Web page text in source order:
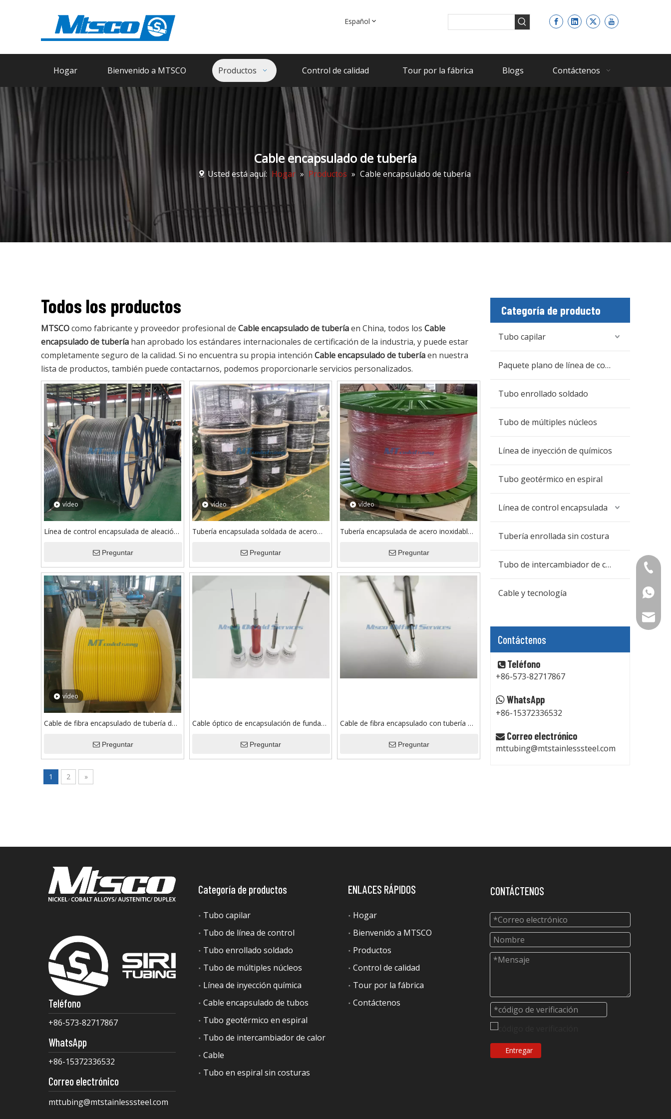
Español
Hogar Bienvenido a MTSCO Productos Control de calidad Tour por la fábrica Blogs Contáctenos
Cable encapsulado de tubería
Usted está aquí: Hogar » Productos » Cable encapsulado de tubería
Todos los productos
MTSCOcomo fabricante y proveedor profesional de Cable encapsulado de tuberíaen China, todos los Cable
encapsulado de tubería han aprobado los estándares internacionales de certificación de la industria, y puede estar
completamente seguro de la calidad. Si no encuentra su propia intención Cable encapsulado de tuberíaen nuestra
lista de productos, también puede contactarnos, podemos proporcionarle servicios personalizados.
vídeo
Línea de control encapsulada de aleación
B704 con Rilsan PA 11Preguntar
vídeo
Tubería encapsulada soldada de acero
encapsulada con FEPPreguntar
vídeo
Tubería encapsulada de acero inoxidable
Preguntar
vídeo
Cable de fibra encapsulado de tubería de
Preguntar
Cable óptico de encapsulación de funda
Preguntar
Cable de fibra encapsulado con tubería de
pozos petroleros Preguntar
1 2 »
Categoría de producto
Tubo capilar
Paquete plano de línea de control
Tubo enrollado soldado
Tubo de múltiples núcleos
Línea de inyección de químicos
Tubo geotérmico en espiral
Línea de control encapsulada
Tubería enrollada sin costura
Tubo de intercambiador de calor
Cable y tecnología
Contáctenos
 Teléfono
+86-573-82717867
 WhatsApp
+86-15372336532
 Correo electrónico
mttubing@mtstainlesssteel.com
Teléfono
+86-573-82717867
WhatsApp
+86-15372336532
Correo electrónico
mttubing@mtstainlesssteel.com
Categoría de productos
Tubo capilar
Tubo de línea de control
Tubo enrollado soldado
Tubo de múltiples núcleos
Línea de inyección química
Cable encapsulado de tubos
Tubo geotérmico en espiral
Tubo de intercambiador de calor
Cable
Tubo en espiral sin costuras
ENLACES RÁPIDOS
Hogar
Bienvenido a MTSCO
Productos
Control de calidad
Tour por la fábrica
Contáctenos
+86-
+86-
CONTÁCTENOS
Entregar